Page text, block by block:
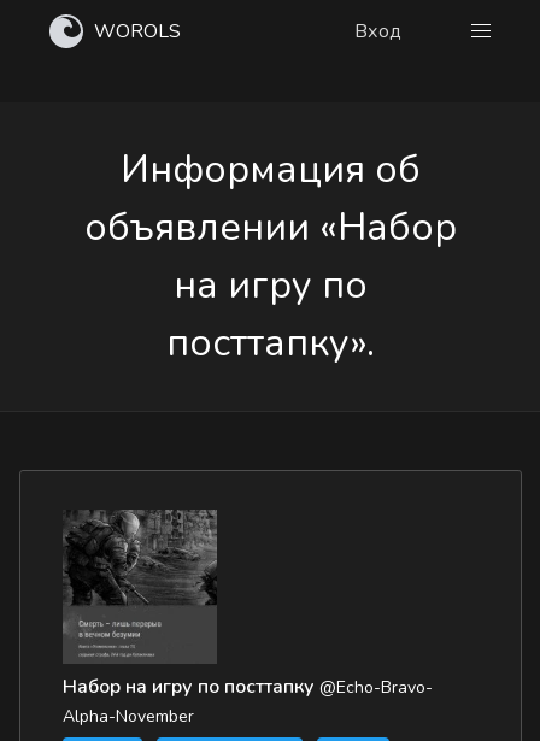
WOROLS Вход
Информация об
объявлении «Набор
на игру по
посттапку».
Набор на игру по посттапку @Echo-Bravo-
Alpha-November